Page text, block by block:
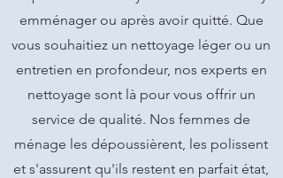
emménager ou après avoir quitté. Que
vous souhaitiez un nettoyage léger ou un
entretien en profondeur, nos experts en
nettoyage sont là pour vous offrir un
service de qualité. Nos femmes de
ménage les dépoussièrent, les polissent
et s'assurent qu'ils restent en parfait état,